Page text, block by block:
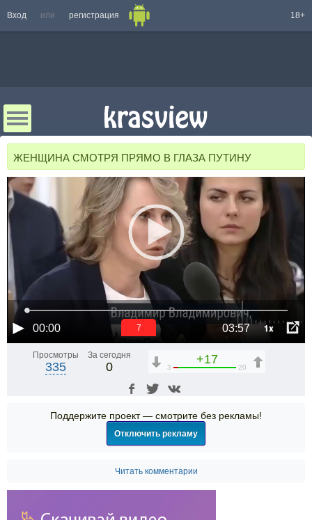
Вход или регистрация 18+
ЖЕНЩИНА СМОТРЯ ПРЯМО В ГЛАЗА ПУТИНУ
00:00 03:57 1x
6
Просмотры
335
За сегодня
0
+17
3 20
Поддержите проект — смотрите без рекламы!
Отключить рекламу
Читать комментарии